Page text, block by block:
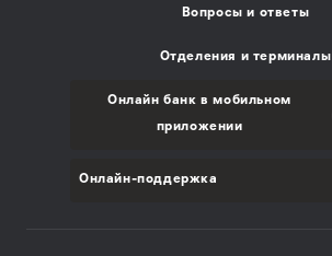
Вопросы и ответы
Отделения и терминалы
Онлайн банк в мобильном
приложении
Онлайн-поддержка